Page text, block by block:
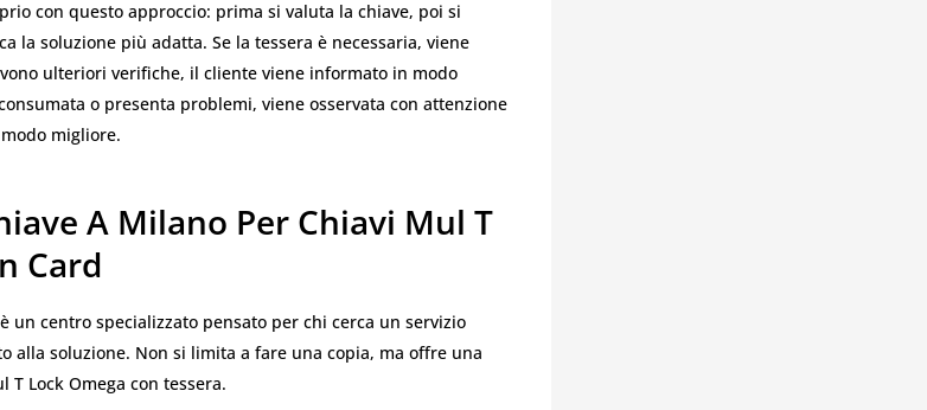
con questo approccio: prima si valuta la chiave, poi si
la soluzione più adatta. Se la tessera è necessaria, viene
ulteriori verifiche, il cliente viene informato in modo
o presenta problemi, viene osservata con attenzione
migliore.
A Milano Per Chiavi Mul T
Card
è un centro specializzato pensato per chi cerca un servizio
alla soluzione. Non si limita a fare una copia, ma offre una
Lock Omega con tessera.